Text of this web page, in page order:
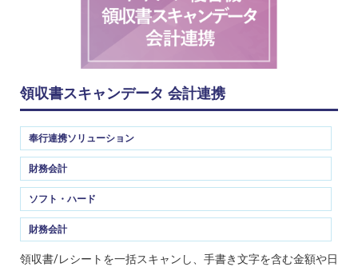
領収書スキャンデータ 会計連携
奉行連携ソリューション
財務会計
ソフト・ハード
財務会計
領収書/レシートを一括スキャンし、手書き文字を含む金額や日